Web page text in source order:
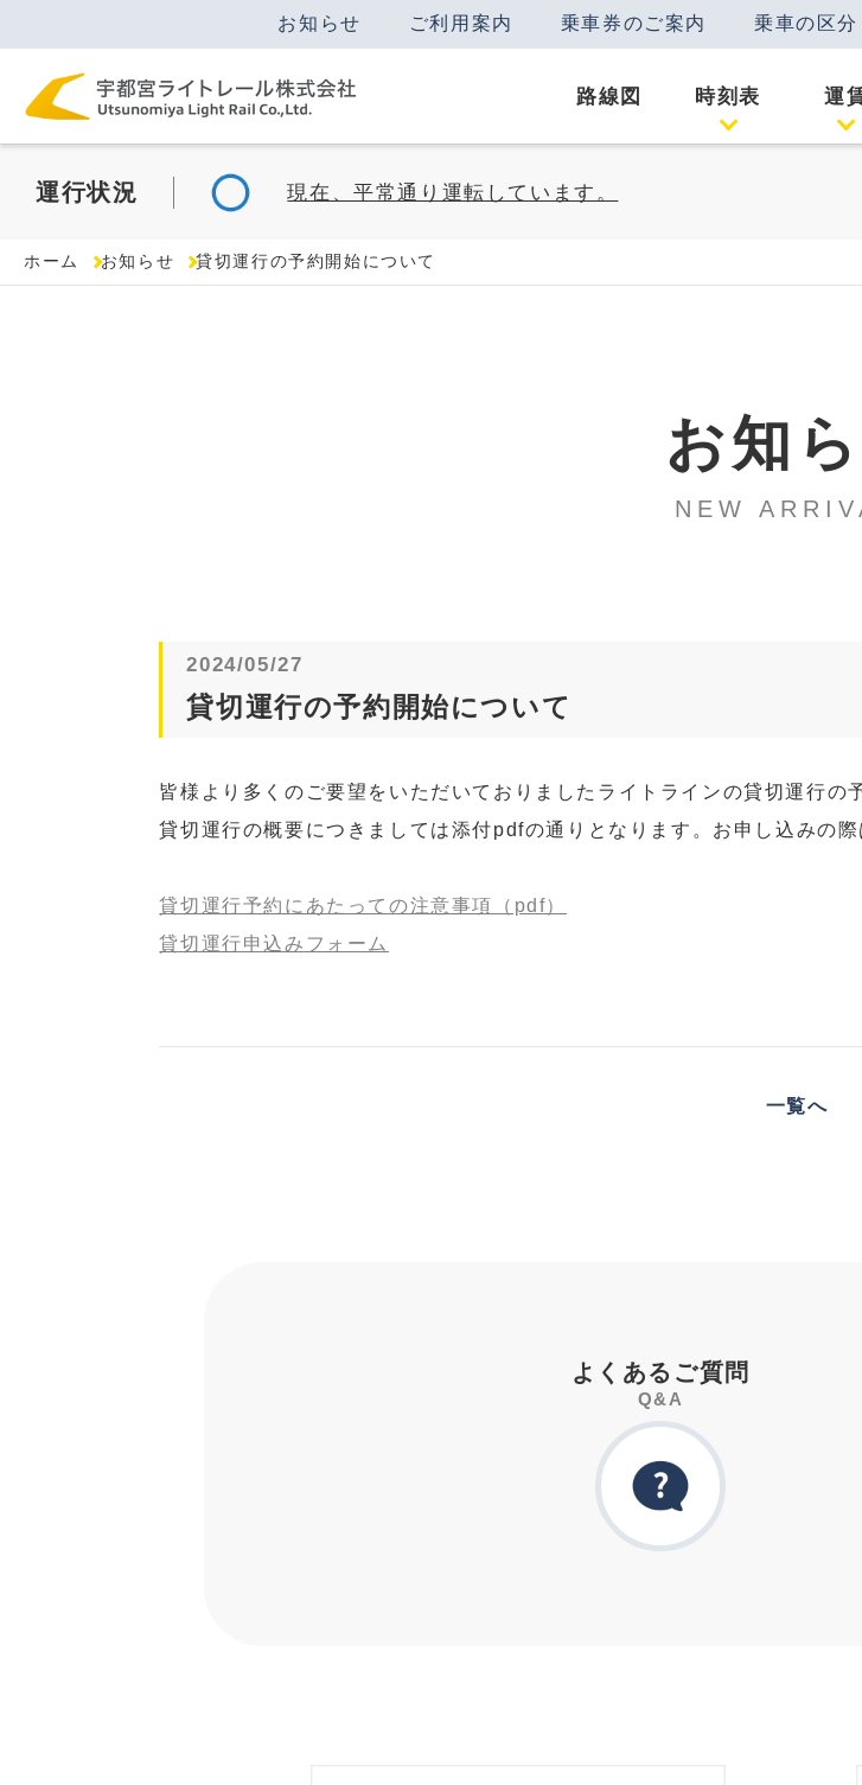
お知らせ ご利用案内 乗車券のご案内 乗車の区
路線図 時刻表 運
運行状況 現在、平常通り運転しています。
ホーム お知らせ 貸切運行の予約開始について
お知
NEW
2024/05/27
貸切運行の予約開始について
皆様より多くのご要望をいただいておりましたライトラインの貸切運行の
貸切運行の概要につきましては添付pdfの通りとなります。お申し込みの
貸切運行予約にあたっての注意事項（pdf）
貸切運行申込みフォーム
一覧へ
よくあるご質問
Q&A